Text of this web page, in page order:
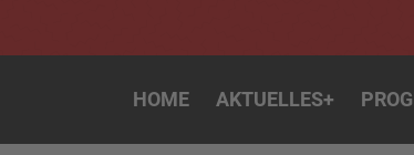
HOME AKTUELLES+